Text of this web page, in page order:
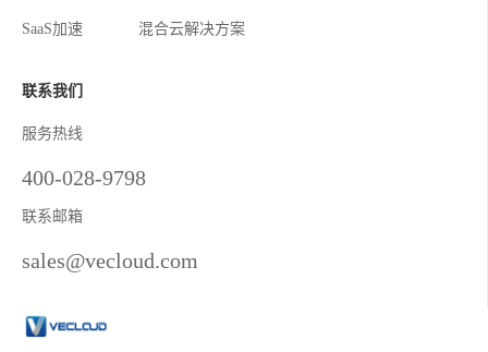
SaaS加速 混合云解决方案
联系我们
服务热线
400-028-9798
联系邮箱
sales@vecloud.com